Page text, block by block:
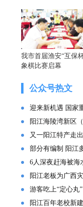
我市首届渔安“互保
象棋比赛启幕
公众号热文
迎来新机遇 国家
阳江海陵湾新区（阳
又一阳江特产走
部分有编制 阳江
6人深夜赶海被海
阳江老板为广西灾区
游客吃上“定心丸
阳江百年老校新建